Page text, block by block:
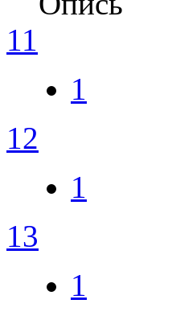
11
1
12
1
13
1